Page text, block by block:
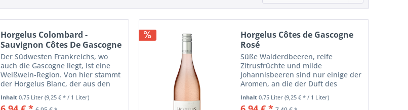
Horgelus Colombard -
Sauvignon Côtes De Gascogne
Der Südwesten Frankreichs, wo
auch die Gascogne liegt, ist eine
Weißwein-Region. Von hier stammt
der Horgelus Blanc, der aus den
Rebsorten Colombard und
Sauvignon Blanc gekeltert wird. Der
Inhalt 0.75 Liter (9,25 € * / 1 Liter)
Horgelus Côtes de Gascogne
Rosé
Süße Walderdbeeren, reife
Zitrusfrüchte und milde
Johannisbeeren sind nur einige der
Aromen, an die der Duft des
Horgelus Rosé erinnert. Für den
spritzigen Roséwein aus Frankreich
Inhalt 0.75 Liter (9,25 € * / 1 Liter)